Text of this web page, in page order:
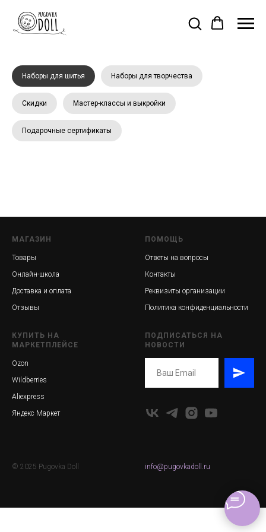
Наборы для шитья Наборы для творчества
Скидки Мастер-классы и выкройки
Подарочные сертификаты
МАГАЗИН
Товары
Онлайн-школа
Доставка и оплата
Отзывы
ПОМОЩЬ
Ответы на вопросы
Контакты
Реквизиты организации
Политика конфиденциальности
КУПИТЬ НА
МАРКЕТПЛЕЙСЕ
Ozon
Wildberries
Aliexpress
Яндекс Маркет
ПОДПИСАТЬСЯ НА
НОВОСТИ
© 2025 Pugovka Doll info@pugovkadoll.ru